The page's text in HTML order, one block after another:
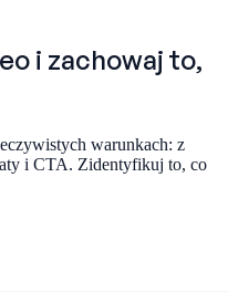
i zachowaj to,
warunkach: z
i CTA. Zidentyfikuj to, co